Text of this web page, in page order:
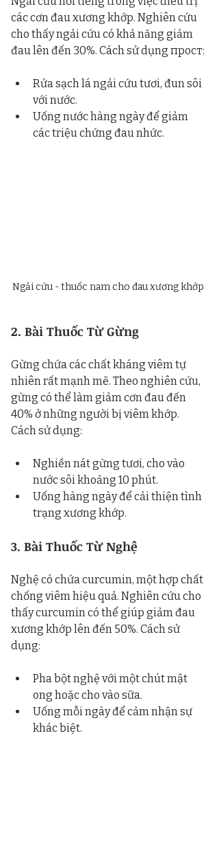
các cơn đau xương khớp. Nghiên cứu
cho thấy ngải cứu có khả năng giảm
đau lên đến 30%. Cách sử dụng прост:
Rửa sạch lá ngải cứu tươi, đun sôi
với nước.
Uống nước hàng ngày để giảm
các triệu chứng đau nhức.
Ngải cứu - thuốc nam cho đau xương khớp
2. Bài Thuốc Từ Gừng
Gừng chứa các chất kháng viêm tự
nhiên rất mạnh mẽ. Theo nghiên cứu,
gừng có thể làm giảm cơn đau đến
40% ở những người bị viêm khớp.
Cách sử dụng:
Nghiền nát gừng tươi, cho vào
nước sôi khoảng 10 phút.
Uống hàng ngày để cải thiện tình
trạng xương khớp.
3. Bài Thuốc Từ Nghệ
Nghệ có chứa curcumin, một hợp chất
chống viêm hiệu quả. Nghiên cứu cho
thấy curcumin có thể giúp giảm đau
xương khớp lên đến 50%. Cách sử
dụng:
Pha bột nghệ với một chút mật
ong hoặc cho vào sữa.
Uống mỗi ngày để cảm nhận sự
khác biệt.